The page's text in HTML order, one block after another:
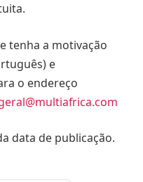
tenha a motivação
e
o endereço
data de publicação.